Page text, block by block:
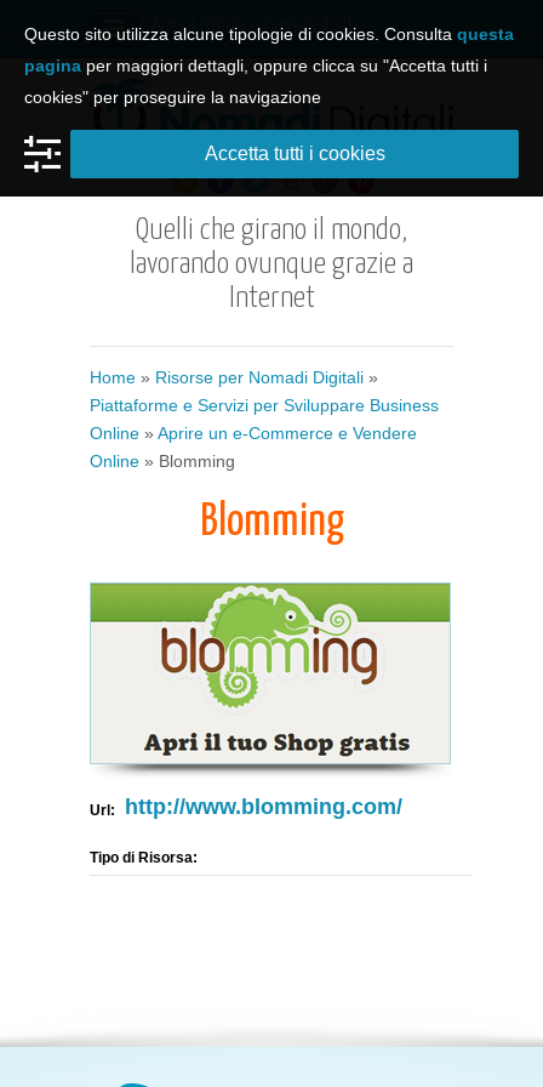
Apri il menu e naviga il sito
Quelli che girano il mondo,
lavorando ovunque grazie a
Internet
Home » Risorse per Nomadi Digitali »
Piattaforme e Servizi per Sviluppare Business
Online » Aprire un e-Commerce e Vendere
Online » Blomming
Blomming
Url: http://www.blomming.com/
Tipo di Risorsa:
Questo sito utilizza alcune tipologie di cookies. Consulta questa
pagina per maggiori dettagli, oppure clicca su "Accetta tutti i
cookies" per proseguire la navigazione
Accetta tutti i cookies